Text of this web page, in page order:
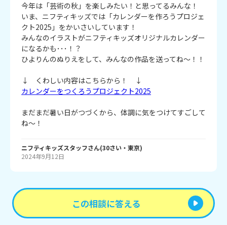
今年は「芸術の秋」を楽しみたい！と思ってるみんな！
いま、ニフティキッズでは「カレンダーを作ろうプロジェ
クト2025」をかいさいしています！
みんなのイラストがニフティキッズオリジナルカレンダー
になるかも･･･！？
ひよりんのぬりえをして、みんなの作品を送ってね～！！
↓ くわしい内容はこちらから！ ↓
カレンダーをつくろうプロジェクト2025
まだまだ暑い日がつづくから、体調に気をつけてすごして
ね～！
ニフティキッズスタッフさん(30さい・ 東京)
2024年9月12日
この相談に答える